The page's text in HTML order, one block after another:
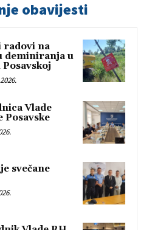
obavijesti
radovi na
deminiranja u
Vlade
Posavske
svečane